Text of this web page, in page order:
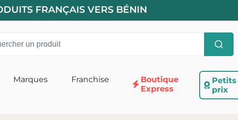
FRANÇAIS VERS BÉNIN
Marques Franchise
Boutique
Express
Petits
prix